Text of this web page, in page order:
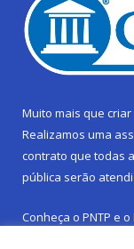
Muito mais que criar
Realizamos uma
contrato que todas
pública serão
Conheça o PNTP e o